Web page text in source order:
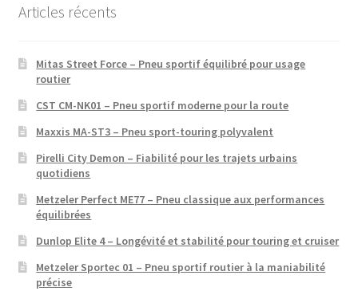
Articles récents
Mitas Street Force – Pneu sportif équilibré pour usage
routier
CST CM-NK01 – Pneu sportif moderne pour la route
Maxxis MA-ST3 – Pneu sport-touring polyvalent
Pirelli City Demon – Fiabilité pour les trajets urbains
quotidiens
Metzeler Perfect ME77 – Pneu classique aux performances
équilibrées
Dunlop Elite 4 – Longévité et stabilité pour touring et cruiser
Metzeler Sportec 01 – Pneu sportif routier à la maniabilité
précise